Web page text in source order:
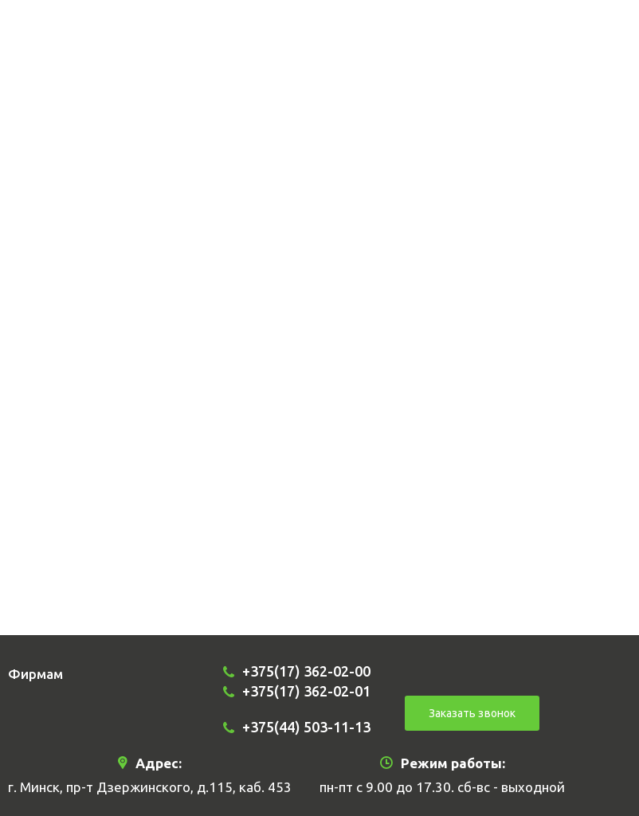
Фирмам
+375(17) 362-02-00
+375(17) 362-02-01
+375(44) 503-11-13
Заказать звонок
Адрес:
г. Минск, пр-т Дзержинского, д.115, каб. 453
Режим работы:
пн-пт с 9.00 до 17.30. сб-вс - выходной